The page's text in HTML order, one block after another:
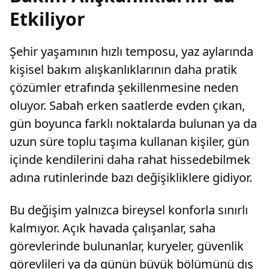
Etkiliyor
Şehir yaşamının hızlı temposu, yaz aylarında
kişisel bakım alışkanlıklarının daha pratik
çözümler etrafında şekillenmesine neden
oluyor. Sabah erken saatlerde evden çıkan,
gün boyunca farklı noktalarda bulunan ya da
uzun süre toplu taşıma kullanan kişiler, gün
içinde kendilerini daha rahat hissedebilmek
adına rutinlerinde bazı değişikliklere gidiyor.
Bu değişim yalnızca bireysel konforla sınırlı
kalmıyor. Açık havada çalışanlar, saha
görevlerinde bulunanlar, kuryeler, güvenlik
görevlileri ya da günün büyük bölümünü dış